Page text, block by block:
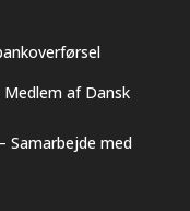
af Dansk
Samarbejde med